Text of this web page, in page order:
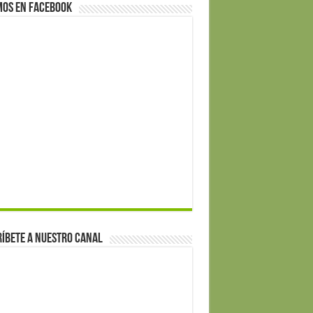
en Facebook
a nuestro canal